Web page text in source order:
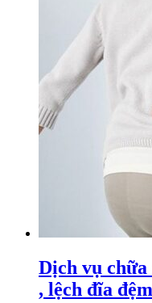
Dịch vụ chữa
, lệch đĩa